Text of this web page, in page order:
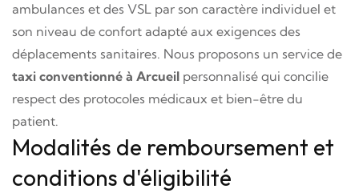
ambulances et des VSL par son caractère individuel et
son niveau de confort adapté aux exigences des
déplacements sanitaires. Nous proposons un service de
taxi conventionné à Arcueil personnalisé qui concilie
respect des protocoles médicaux et bien-être du
patient.
Modalités de remboursement et
conditions d'éligibilité